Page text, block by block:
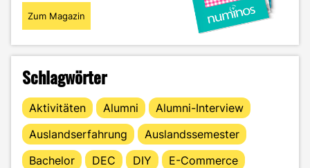
Zum Magazin
Schlagwörter
Aktivitäten Alumni
Alumni-Interview
Auslandserfahrung
Auslandssemester
Bachelor
DEC DIY
E-Commerce